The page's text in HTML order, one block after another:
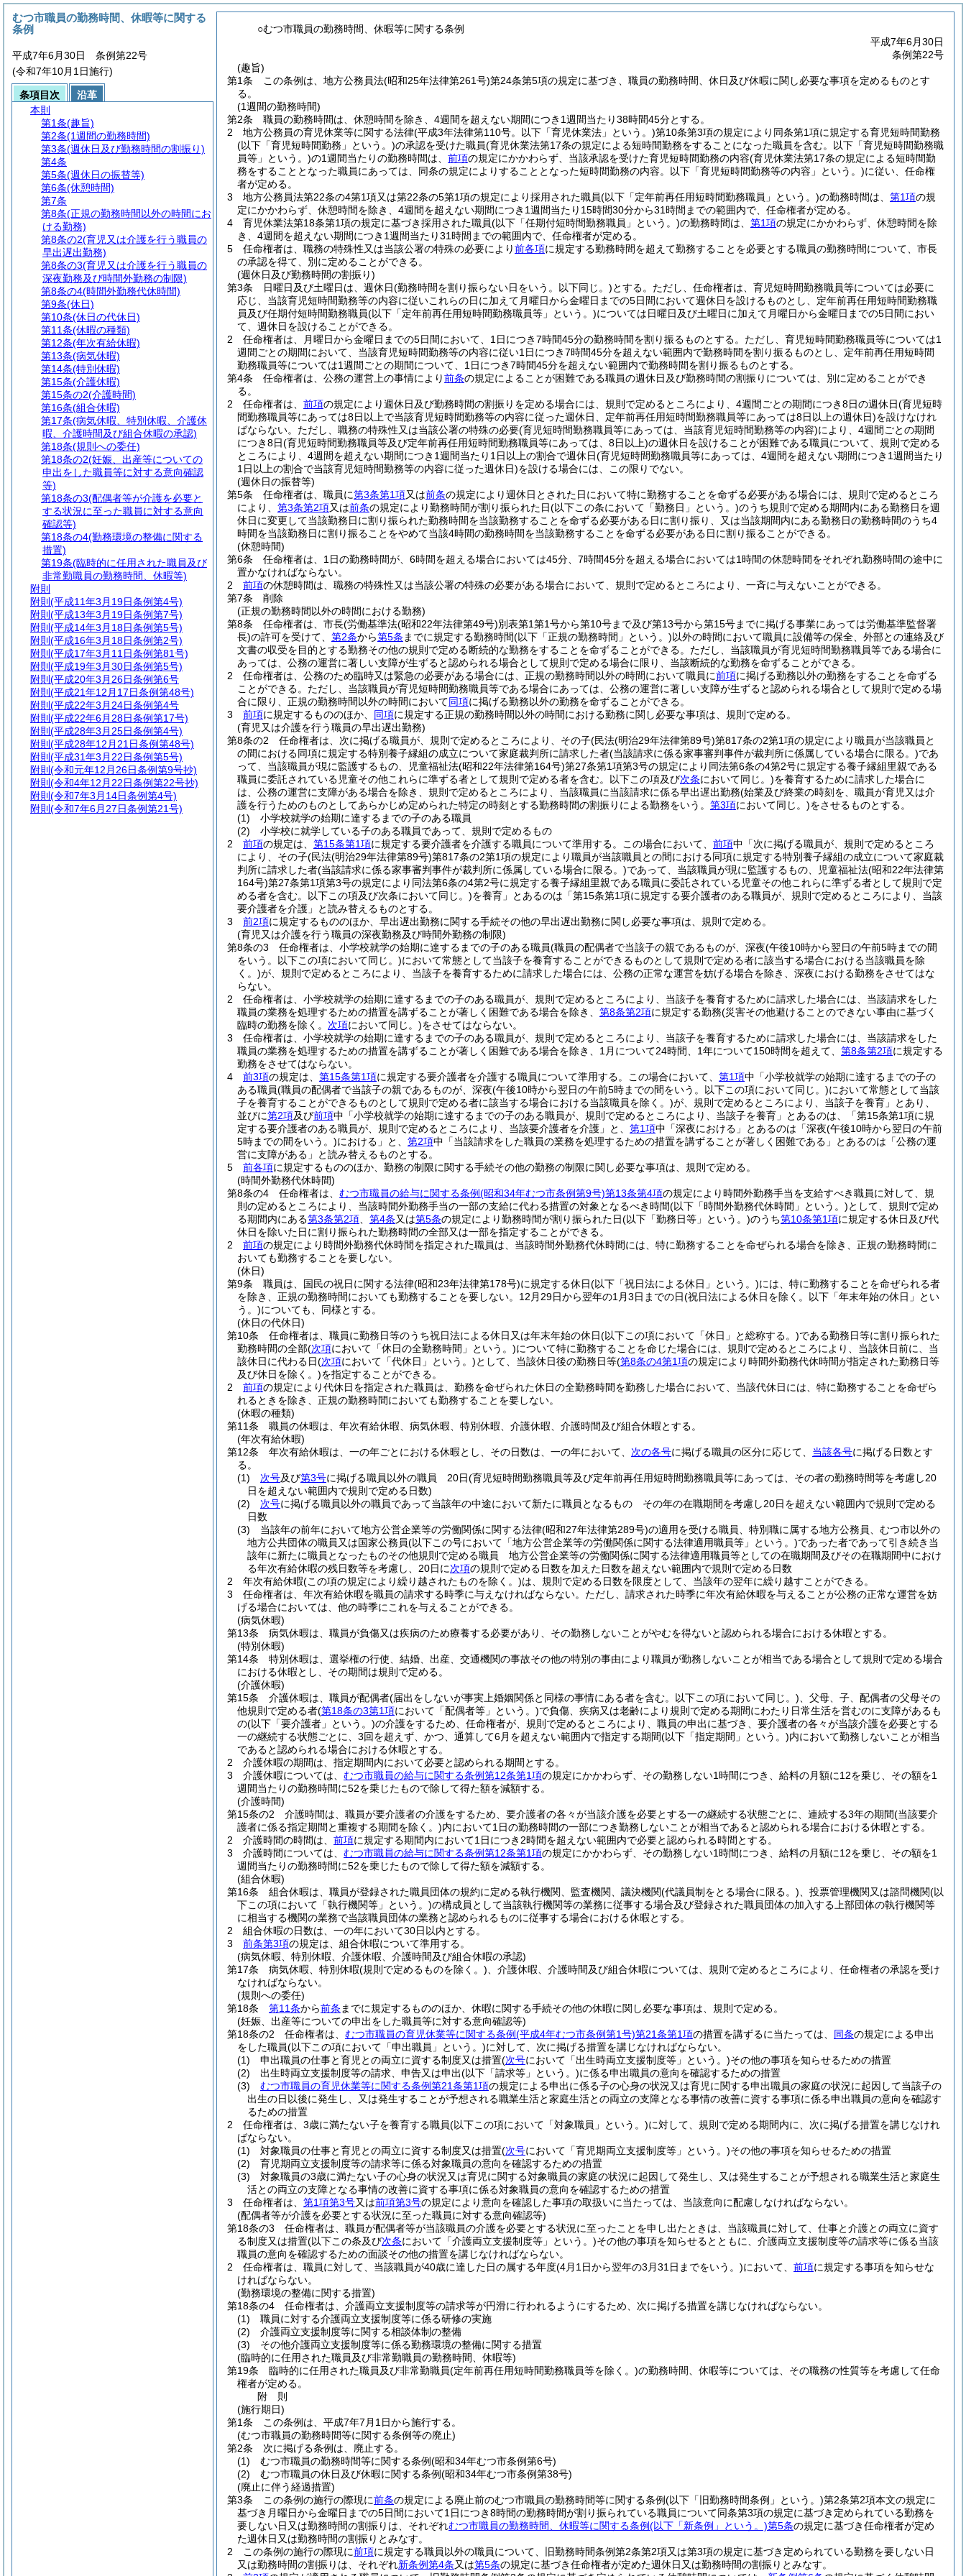
○むつ市職員の勤務時間、休暇等に関する条例
平成7年6月30日
条例第22号
(趣旨)
第1条
この条例は、地方公務員法(昭和25年法律第261号)第24条第5項の規定に基づき、職員の勤務時間、休日及び休暇に関し必要な事項を定めるものとす
る。
(1週間の勤務時間)
第2条
職員の勤務時間は、休憩時間を除き、4週間を超えない期間につき1週間当たり38時間45分とする。
2
地方公務員の育児休業等に関する法律(平成3年法律第110号。以下「育児休業法」という。)第10条第3項の規定により同条第1項に規定する育児短時間勤務
(以下「育児短時間勤務」という。)の承認を受けた職員(育児休業法第17条の規定による短時間勤務をすることになった職員を含む。以下「育児短時間勤務職
員等」という。)の1週間当たりの勤務時間は、 前項の規定にかかわらず、当該承認を受けた育児短時間勤務の内容(育児休業法第17条の規定による短時間勤
務をすることとなった職員にあっては、同条の規定によりすることとなった短時間勤務の内容。以下「育児短時間勤務等の内容」という。)に従い、任命権
者が定める。
3
地方公務員法第22条の4第1項又は第22条の5第1項の規定により採用された職員(以下「定年前再任用短時間勤務職員」という。)の勤務時間は、 第1項の規
定にかかわらず、休憩時間を除き、4週間を超えない期間につき1週間当たり15時間30分から31時間までの範囲内で、任命権者が定める。
4
育児休業法第18条第1項の規定に基づき採用された職員(以下「任期付短時間勤務職員」という。)の勤務時間は、 第1項の規定にかかわらず、休憩時間を除
き、4週間を超えない期間につき1週間当たり31時間までの範囲内で、任命権者が定める。
5
任命権者は、職務の特殊性又は当該公署の特殊の必要により前各項に規定する勤務時間を超えて勤務することを必要とする職員の勤務時間について、市長
の承認を得て、別に定めることができる。
(週休日及び勤務時間の割振り)
第3条
日曜日及び土曜日は、週休日(勤務時間を割り振らない日をいう。以下同じ。)とする。 ただし、任命権者は、育児短時間勤務職員等については必要に
応じ、当該育児短時間勤務等の内容に従いこれらの日に加えて月曜日から金曜日までの5日間において週休日を設けるものとし、定年前再任用短時間勤務職
員及び任期付短時間勤務職員(以下「定年前再任用短時間勤務職員等」という。)については日曜日及び土曜日に加えて月曜日から金曜日までの5日間におい
て、週休日を設けることができる。
2
任命権者は、月曜日から金曜日までの5日間において、1日につき7時間45分の勤務時間を割り振るものとする。 ただし、育児短時間勤務職員等については1
週間ごとの期間において、当該育児短時間勤務等の内容に従い1日につき7時間45分を超えない範囲内で勤務時間を割り振るものとし、定年前再任用短時間
勤務職員等については1週間ごとの期間について、1日につき7時間45分を超えない範囲内で勤務時間を割り振るものとする。
第4条
任命権者は、公務の運営上の事情により前条の規定によることが困難である職員の週休日及び勤務時間の割振りについては、別に定めることができ
る。
2
任命権者は、 前項の規定により週休日及び勤務時間の割振りを定める場合には、規則で定めるところにより、4週間ごとの期間につき8日の週休日(育児短時
間勤務職員等にあっては8日以上で当該育児短時間勤務等の内容に従った週休日、定年前再任用短時間勤務職員等にあっては8日以上の週休日)を設けなけれ
ばならない。 ただし、職務の特殊性又は当該公署の特殊の必要(育児短時間勤務職員等にあっては、当該育児短時間勤務等の内容)により、4週間ごとの期間
につき8日(育児短時間勤務職員等及び定年前再任用短時間勤務職員等にあっては、8日以上)の週休日を設けることが困難である職員について、規則で定める
ところにより、4週間を超えない期間につき1週間当たり1日以上の割合で週休日(育児短時間勤務職員等にあっては、4週間を超えない期間につき1週間当たり
1日以上の割合で当該育児短時間勤務等の内容に従った週休日)を設ける場合には、この限りでない。
(週休日の振替等)
第5条
任命権者は、職員に第3条第1項又は前条の規定により週休日とされた日において特に勤務することを命ずる必要がある場合には、規則で定めるところ
により、 第3条第2項又は前条の規定により勤務時間が割り振られた日(以下この条において「勤務日」という。)のうち規則で定める期間内にある勤務日を週
休日に変更して当該勤務日に割り振られた勤務時間を当該勤務することを命ずる必要がある日に割り振り、又は当該期間内にある勤務日の勤務時間のうち4
時間を当該勤務日に割り振ることをやめて当該4時間の勤務時間を当該勤務することを命ずる必要がある日に割り振ることができる。
(休憩時間)
第6条
任命権者は、1日の勤務時間が、6時間を超える場合においては45分、7時間45分を超える場合においては1時間の休憩時間をそれぞれ勤務時間の途中に
置かなければならない。
2
前項の休憩時間は、職務の特殊性又は当該公署の特殊の必要がある場合において、規則で定めるところにより、一斉に与えないことができる。
第7条
削除
(正規の勤務時間以外の時間における勤務)
第8条
任命権者は、市長(労働基準法(昭和22年法律第49号)別表第1第1号から第10号まで及び第13号から第15号までに掲げる事業にあっては労働基準監督署
長)の許可を受けて、 第2条から第5条 までに規定する勤務時間(以下「正規の勤務時間」という。)以外の時間において職員に設備等の保全、外部との連絡及び
文書の収受を目的とする勤務その他の規則で定める断続的な勤務をすることを命ずることができる。 ただし、当該職員が育児短時間勤務職員等である場合に
あっては、公務の運営に著しい支障が生ずると認められる場合として規則で定める場合に限り、当該断続的な勤務を命ずることができる。
2
任命権者は、公務のため臨時又は緊急の必要がある場合には、正規の勤務時間以外の時間において職員に前項に掲げる勤務以外の勤務をすることを命ずる
ことができる。 ただし、当該職員が育児短時間勤務職員等である場合にあっては、公務の運営に著しい支障が生ずると認められる場合として規則で定める場
合に限り、正規の勤務時間以外の時間において同項に掲げる勤務以外の勤務を命ずることができる。
3
前項に規定するもののほか、 同項に規定する正規の勤務時間以外の時間における勤務に関し必要な事項は、規則で定める。
(育児又は介護を行う職員の早出遅出勤務)
第8条の2
任命権者は、次に掲げる職員が、規則で定めるところにより、その子(民法(明治29年法律第89号)第817条の2第1項の規定により職員が当該職員と
の間における同項に規定する特別養子縁組の成立について家庭裁判所に請求した者(当該請求に係る家事審判事件が裁判所に係属している場合に限る。)であ
って、当該職員が現に監護するもの、児童福祉法(昭和22年法律第164号)第27条第1項第3号の規定により同法第6条の4第2号に規定する養子縁組里親である
職員に委託されている児童その他これらに準ずる者として規則で定める者を含む。以下この項及び次条において同じ。)を養育するために請求した場合に
は、公務の運営に支障がある場合を除き、規則で定めるところにより、当該職員に当該請求に係る早出遅出勤務(始業及び終業の時刻を、職員が育児又は介
護を行うためのものとしてあらかじめ定められた特定の時刻とする勤務時間の割振りによる勤務をいう。 第3項において同じ。)をさせるものとする。
(1)
小学校就学の始期に達するまでの子のある職員
(2)
小学校に就学している子のある職員であって、規則で定めるもの
2
前項の規定は、 第15条第1項に規定する要介護者を介護する職員について準用する。 この場合において、 前項中「次に掲げる職員が、規則で定めるところ
により、その子(民法(明治29年法律第89号)第817条の2第1項の規定により職員が当該職員との間における同項に規定する特別養子縁組の成立について家庭裁
判所に請求した者(当該請求に係る家事審判事件が裁判所に係属している場合に限る。)であって、当該職員が現に監護するもの、児童福祉法(昭和22年法律第
164号)第27条第1項第3号の規定により同法第6条の4第2号に規定する養子縁組里親である職員に委託されている児童その他これらに準ずる者として規則で定
める者を含む。以下この項及び次条において同じ。)を養育」とあるのは「第15条第1項に規定する要介護者のある職員が、規則で定めるところにより、当該
要介護者を介護」と読み替えるものとする。
3
前2項に規定するもののほか、早出遅出勤務に関する手続その他の早出遅出勤務に関し必要な事項は、規則で定める。
(育児又は介護を行う職員の深夜勤務及び時間外勤務の制限)
第8条の3
任命権者は、小学校就学の始期に達するまでの子のある職員(職員の配偶者で当該子の親であるものが、深夜(午後10時から翌日の午前5時までの間
をいう。以下この項において同じ。)において常態として当該子を養育することができるものとして規則で定める者に該当する場合における当該職員を除
く。)が、規則で定めるところにより、当該子を養育するために請求した場合には、公務の正常な運営を妨げる場合を除き、深夜における勤務をさせてはな
らない。
2
任命権者は、小学校就学の始期に達するまでの子のある職員が、規則で定めるところにより、当該子を養育するために請求した場合には、当該請求をした
職員の業務を処理するための措置を講ずることが著しく困難である場合を除き、 第8条第2項に規定する勤務(災害その他避けることのできない事由に基づく
臨時の勤務を除く。 次項において同じ。)をさせてはならない。
3
任命権者は、小学校就学の始期に達するまでの子のある職員が、規則で定めるところにより、当該子を養育するために請求した場合には、当該請求をした
職員の業務を処理するための措置を講ずることが著しく困難である場合を除き、1月について24時間、1年について150時間を超えて、 第8条第2項に規定する
勤務をさせてはならない。
4
前3項の規定は、 第15条第1項に規定する要介護者を介護する職員について準用する。 この場合において、 第1項中「小学校就学の始期に達するまでの子の
ある職員(職員の配偶者で当該子の親であるものが、深夜(午後10時から翌日の午前5時までの間をいう。以下この項において同じ。)において常態として当該
子を養育することができるものとして規則で定める者に該当する場合における当該職員を除く。)が、規則で定めるところにより、当該子を養育」とあり、
並びに第2項及び前項中「小学校就学の始期に達するまでの子のある職員が、規則で定めるところにより、当該子を養育」とあるのは、「第15条第1項に規
定する要介護者のある職員が、規則で定めるところにより、当該要介護者を介護」と、 第1項中「深夜における」とあるのは「深夜(午後10時から翌日の午前
5時までの間をいう。)における」と、 第2項中「当該請求をした職員の業務を処理するための措置を講ずることが著しく困難である」とあるのは「公務の運
営に支障がある」と読み替えるものとする。
5
前各項に規定するもののほか、勤務の制限に関する手続その他の勤務の制限に関し必要な事項は、規則で定める。
(時間外勤務代休時間)
第8条の4
任命権者は、 むつ市職員の給与に関する条例(昭和34年むつ市条例第9号)第13条第4項の規定により時間外勤務手当を支給すべき職員に対して、規
則の定めるところにより、当該時間外勤務手当の一部の支給に代わる措置の対象となるべき時間(以下「時間外勤務代休時間」という。)として、規則で定め
る期間内にある第3条第2項 第4条又は第5条の規定により勤務時間が割り振られた日(以下「勤務日等」という。)のうち第10条第1項に規定する休日及び代
休日を除いた日に割り振られた勤務時間の全部又は一部を指定することができる。
2
前項の規定により時間外勤務代休時間を指定された職員は、当該時間外勤務代休時間には、特に勤務することを命ぜられる場合を除き、正規の勤務時間に
おいても勤務することを要しない。
(休日)
第9条
職員は、国民の祝日に関する法律(昭和23年法律第178号)に規定する休日(以下「祝日法による休日」という。)には、特に勤務することを命ぜられる者
を除き、正規の勤務時間においても勤務することを要しない。 12月29日から翌年の1月3日までの日(祝日法による休日を除く。以下「年末年始の休日」とい
う。)についても、同様とする。
(休日の代休日)
第10条
任命権者は、職員に勤務日等のうち祝日法による休日又は年末年始の休日(以下この項において「休日」と総称する。)である勤務日等に割り振られた
勤務時間の全部(次項において「休日の全勤務時間」という。)について特に勤務することを命じた場合には、規則で定めるところにより、当該休日前に、当
該休日に代わる日(次項において「代休日」という。)として、当該休日後の勤務日等(第8条の4第1項の規定により時間外勤務代休時間が指定された勤務日等
及び休日を除く。)を指定することができる。
2
前項の規定により代休日を指定された職員は、勤務を命ぜられた休日の全勤務時間を勤務した場合において、当該代休日には、特に勤務することを命ぜら
れるときを除き、正規の勤務時間においても勤務することを要しない。
(休暇の種類)
第11条
職員の休暇は、年次有給休暇、病気休暇、特別休暇、介護休暇、介護時間及び組合休暇とする。
(年次有給休暇)
第12条
年次有給休暇は、一の年ごとにおける休暇とし、その日数は、一の年において、 次の各号に掲げる職員の区分に応じて、 当該各号に掲げる日数とす
る。
(1)
次号及び第3号に掲げる職員以外の職員 20日(育児短時間勤務職員等及び定年前再任用短時間勤務職員等にあっては、その者の勤務時間等を考慮し20
日を超えない範囲内で規則で定める日数)
(2)
次号に掲げる職員以外の職員であって当該年の中途において新たに職員となるもの その年の在職期間を考慮し20日を超えない範囲内で規則で定める
日数
(3)
当該年の前年において地方公営企業等の労働関係に関する法律(昭和27年法律第289号)の適用を受ける職員、特別職に属する地方公務員、むつ市以外の
地方公共団体の職員又は国家公務員(以下この号において「地方公営企業等の労働関係に関する法律適用職員等」という。)であった者であって引き続き当
該年に新たに職員となったものその他規則で定める職員 地方公営企業等の労働関係に関する法律適用職員等としての在職期間及びその在職期間中におけ
る年次有給休暇の残日数等を考慮し、20日に次項の規則で定める日数を加えた日数を超えない範囲内で規則で定める日数
2
年次有給休暇(この項の規定により繰り越されたものを除く。)は、規則で定める日数を限度として、当該年の翌年に繰り越すことができる。
3
任命権者は、年次有給休暇を職員の請求する時季に与えなければならない。 ただし、請求された時季に年次有給休暇を与えることが公務の正常な運営を妨
げる場合においては、他の時季にこれを与えることができる。
(病気休暇)
第13条
病気休暇は、職員が負傷又は疾病のため療養する必要があり、その勤務しないことがやむを得ないと認められる場合における休暇とする。
(特別休暇)
第14条
特別休暇は、選挙権の行使、結婚、出産、交通機関の事故その他の特別の事由により職員が勤務しないことが相当である場合として規則で定める場合
における休暇とし、その期間は規則で定める。
(介護休暇)
第15条
介護休暇は、職員が配偶者(届出をしないが事実上婚姻関係と同様の事情にある者を含む。以下この項において同じ。) 、父母、子、配偶者の父母その
他規則で定める者(第18条の3第1項において「配偶者等」という。)で負傷、疾病又は老齢により規則で定める期間にわたり日常生活を営むのに支障があるも
の(以下「要介護者」という。)の介護をするため、任命権者が、規則で定めるところにより、職員の申出に基づき、要介護者の各々が当該介護を必要とする
一の継続する状態ごとに、3回を超えず、かつ、通算して6月を超えない範囲内で指定する期間(以下「指定期間」という。)内において勤務しないことが相当
であると認められる場合における休暇とする。
2
介護休暇の期間は、指定期間内において必要と認められる期間とする。
3
介護休暇については、 むつ市職員の給与に関する条例第12条第1項の規定にかかわらず、その勤務しない1時間につき、給料の月額に12を乗じ、その額を1
週間当たりの勤務時間に52を乗じたもので除して得た額を減額する。
(介護時間)
第15条の2
介護時間は、職員が要介護者の介護をするため、要介護者の各々が当該介護を必要とする一の継続する状態ごとに、連続する3年の期間(当該要介
護者に係る指定期間と重複する期間を除く。)内において1日の勤務時間の一部につき勤務しないことが相当であると認められる場合における休暇とする。
2
介護時間の時間は、 前項に規定する期間内において1日につき2時間を超えない範囲内で必要と認められる時間とする。
3
介護時間については、 むつ市職員の給与に関する条例第12条第1項の規定にかかわらず、その勤務しない1時間につき、給料の月額に12を乗じ、その額を1
週間当たりの勤務時間に52を乗じたもので除して得た額を減額する。
(組合休暇)
第16条
組合休暇は、職員が登録された職員団体の規約に定める執行機関、監査機関、議決機関(代議員制をとる場合に限る。) 、投票管理機関又は諮問機関(以
下この項において「執行機関等」という。)の構成員として当該執行機関等の業務に従事する場合及び登録された職員団体の加入する上部団体の執行機関等
に相当する機関の業務で当該職員団体の業務と認められるものに従事する場合における休暇とする。
2
組合休暇の日数は、一の年において30日以内とする。
3
前条第3項の規定は、組合休暇について準用する。
(病気休暇、特別休暇、介護休暇、介護時間及び組合休暇の承認)
第17条
病気休暇、特別休暇(規則で定めるものを除く。) 、介護休暇、介護時間及び組合休暇については、規則で定めるところにより、任命権者の承認を受け
なければならない。
(規則への委任)
第18条
第11条から前条 までに規定するもののほか、休暇に関する手続その他の休暇に関し必要な事項は、規則で定める。
(妊娠、出産等についての申出をした職員等に対する意向確認等)
第18条の2
任命権者は、 むつ市職員の育児休業等に関する条例(平成4年むつ市条例第1号)第21条第1項の措置を講ずるに当たっては、 同条の規定による申出
をした職員(以下この項において「申出職員」という。)に対して、次に掲げる措置を講じなければならない。
(1)
申出職員の仕事と育児との両立に資する制度又は措置(次号において「出生時両立支援制度等」という。)その他の事項を知らせるための措置
(2)
出生時両立支援制度等の請求、申告又は申出(以下「請求等」という。)に係る申出職員の意向を確認するための措置
(3)
むつ市職員の育児休業等に関する条例第21条第1項の規定による申出に係る子の心身の状況又は育児に関する申出職員の家庭の状況に起因して当該子の
出生の日以後に発生し、又は発生することが予想される職業生活と家庭生活との両立の支障となる事情の改善に資する事項に係る申出職員の意向を確認す
るための措置
2
任命権者は、3歳に満たない子を養育する職員(以下この項において「対象職員」という。)に対して、規則で定める期間内に、次に掲げる措置を講じなけれ
ばならない。
(1)
対象職員の仕事と育児との両立に資する制度又は措置(次号において「育児期両立支援制度等」という。)その他の事項を知らせるための措置
(2)
育児期両立支援制度等の請求等に係る対象職員の意向を確認するための措置
(3)
対象職員の3歳に満たない子の心身の状況又は育児に関する対象職員の家庭の状況に起因して発生し、又は発生することが予想される職業生活と家庭生
活との両立の支障となる事情の改善に資する事項に係る対象職員の意向を確認するための措置
3
任命権者は、 第1項第3号又は前項第3号の規定により意向を確認した事項の取扱いに当たっては、当該意向に配慮しなければならない。
(配偶者等が介護を必要とする状況に至った職員に対する意向確認等)
第18条の3
任命権者は、職員が配偶者等が当該職員の介護を必要とする状況に至ったことを申し出たときは、当該職員に対して、仕事と介護との両立に資す
る制度又は措置(以下この条及び次条において「介護両立支援制度等」という。)その他の事項を知らせるとともに、介護両立支援制度等の請求等に係る当該
職員の意向を確認するための面談その他の措置を講じなければならない。
2
任命権者は、職員に対して、当該職員が40歳に達した日の属する年度(4月1日から翌年の3月31日までをいう。)において、 前項に規定する事項を知らせな
ければならない。
(勤務環境の整備に関する措置)
第18条の4
任命権者は、介護両立支援制度等の請求等が円滑に行われるようにするため、次に掲げる措置を講じなければならない。
(1)
職員に対する介護両立支援制度等に係る研修の実施
(2)
介護両立支援制度等に関する相談体制の整備
(3)
その他介護両立支援制度等に係る勤務環境の整備に関する措置
(臨時的に任用された職員及び非常勤職員の勤務時間、休暇等)
第19条
臨時的に任用された職員及び非常勤職員(定年前再任用短時間勤務職員等を除く。)の勤務時間、休暇等については、その職務の性質等を考慮して任命
権者が定める。
附 則
(施行期日)
第1条
この条例は、平成7年7月1日から施行する。
(むつ市職員の勤務時間等に関する条例等の廃止)
第2条
次に掲げる条例は、廃止する。
(1)
むつ市職員の勤務時間等に関する条例(昭和34年むつ市条例第6号)
(2)
むつ市職員の休日及び休暇に関する条例(昭和34年むつ市条例第38号)
(廃止に伴う経過措置)
第3条
この条例の施行の際現に前条の規定による廃止前のむつ市職員の勤務時間等に関する条例(以下「旧勤務時間条例」という。)第2条第2項本文の規定に
基づき月曜日から金曜日までの5日間において1日につき8時間の勤務時間が割り振られている職員について同条第3項の規定に基づき定められている勤務を
要しない日又は勤務時間の割振りは、それぞれむつ市職員の勤務時間、休暇等に関する条例(以下「新条例」という。)第5条の規定に基づき任命権者が定め
た週休日又は勤務時間の割振りとみなす。
2
この条例の施行の際現に前項に規定する職員以外の職員について、旧勤務時間条例第2条第2項又は第3項の規定に基づき定められている勤務を要しない日
又は勤務時間の割振りは、それぞれ新条例第4条又は第5条の規定に基づき任命権者が定めた週休日又は勤務時間の割振りとみなす。
むつ市職員の勤務時間、休暇等に関する
条例
平成7年6月30日 条例第22号
(令和7年10月1日施行)
条項目次
沿革
本則
第1条(趣旨)
第2条(1週間の勤務時間)
第3条(週休日及び勤務時間の割振り)
第4条
第5条(週休日の振替等)
第6条(休憩時間)
第7条
第8条(正規の勤務時間以外の時間にお
ける勤務)
第8条の2(育児又は介護を行う職員の
早出遅出勤務)
第8条の3(育児又は介護を行う職員の
深夜勤務及び時間外勤務の制限)
第8条の4(時間外勤務代休時間)
第9条(休日)
第10条(休日の代休日)
第11条(休暇の種類)
第12条(年次有給休暇)
第13条(病気休暇)
第14条(特別休暇)
第15条(介護休暇)
第15条の2(介護時間)
第16条(組合休暇)
第17条(病気休暇、特別休暇、介護休
暇、介護時間及び組合休暇の承認)
第18条(規則への委任)
第18条の2(妊娠、出産等についての
申出をした職員等に対する意向確認
等)
第18条の3(配偶者等が介護を必要と
する状況に至った職員に対する意向
確認等)
第18条の4(勤務環境の整備に関する
措置)
第19条(臨時的に任用された職員及び
非常勤職員の勤務時間、休暇等)
附則
附則 (平成11年3月19日条例第4号)
附則 (平成13年3月19日条例第7号)
附則 (平成14年3月18日条例第5号)
附則 (平成16年3月18日条例第2号)
附則 (平成17年3月11日条例第81号)
附則 (平成19年3月30日条例第5号)
附則 (平成20年3月26日条例第6号
附則 (平成21年12月17日条例第48号)
附則 (平成22年3月24日条例第4号
附則 (平成22年6月28日条例第17号)
附則 (平成28年3月25日条例第4号)
附則 (平成28年12月21日条例第48号)
附則 (平成31年3月22日条例第5号)
附則 (令和元年12月26日条例第9号抄)
附則 (令和4年12月22日条例第22号抄)
附則 (令和7年3月14日条例第4号)
附則 (令和7年6月27日条例第21号)